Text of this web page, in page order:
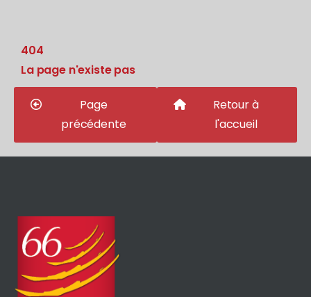
404
La page n'existe pas
Page
précédente
Retour à
l'accueil